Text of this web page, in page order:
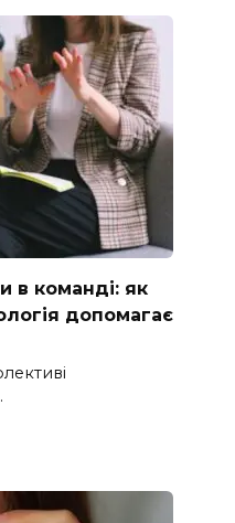
в команді: як
допомагає